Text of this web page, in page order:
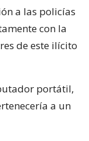
a las policías
con la
de este ilícito
portátil,
a un